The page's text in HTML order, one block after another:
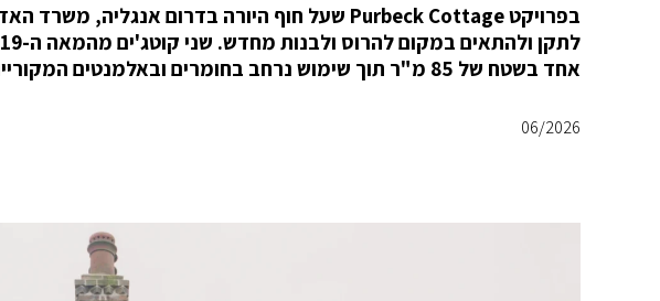
אחד בשטח של 85 מ"ר תוך שימוש נרחב בחומרים ובאלמנטים המקוריים.
06/2026